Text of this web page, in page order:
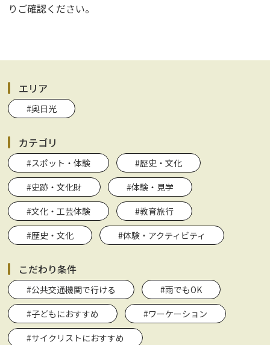
りご確認ください。
エリア
#奥日光
カテゴリ
#スポット・体験
#歴史・文化
#史跡・文化財
#体験・見学
#文化・工芸体験
#教育旅行
#歴史・文化
#体験・アクティビティ
こだわり条件
#公共交通機関で行ける
#雨でもOK
#子どもにおすすめ
#ワーケーション
#サイクリストにおすすめ